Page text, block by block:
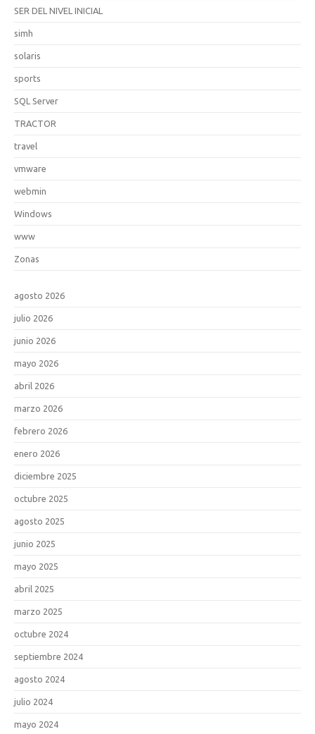
SER DEL NIVEL INICIAL
simh
solaris
sports
SQL Server
TRACTOR
travel
vmware
webmin
Windows
www
Zonas
agosto 2026
julio 2026
junio 2026
mayo 2026
abril 2026
marzo 2026
febrero 2026
enero 2026
diciembre 2025
octubre 2025
agosto 2025
junio 2025
mayo 2025
abril 2025
marzo 2025
octubre 2024
septiembre 2024
agosto 2024
julio 2024
mayo 2024